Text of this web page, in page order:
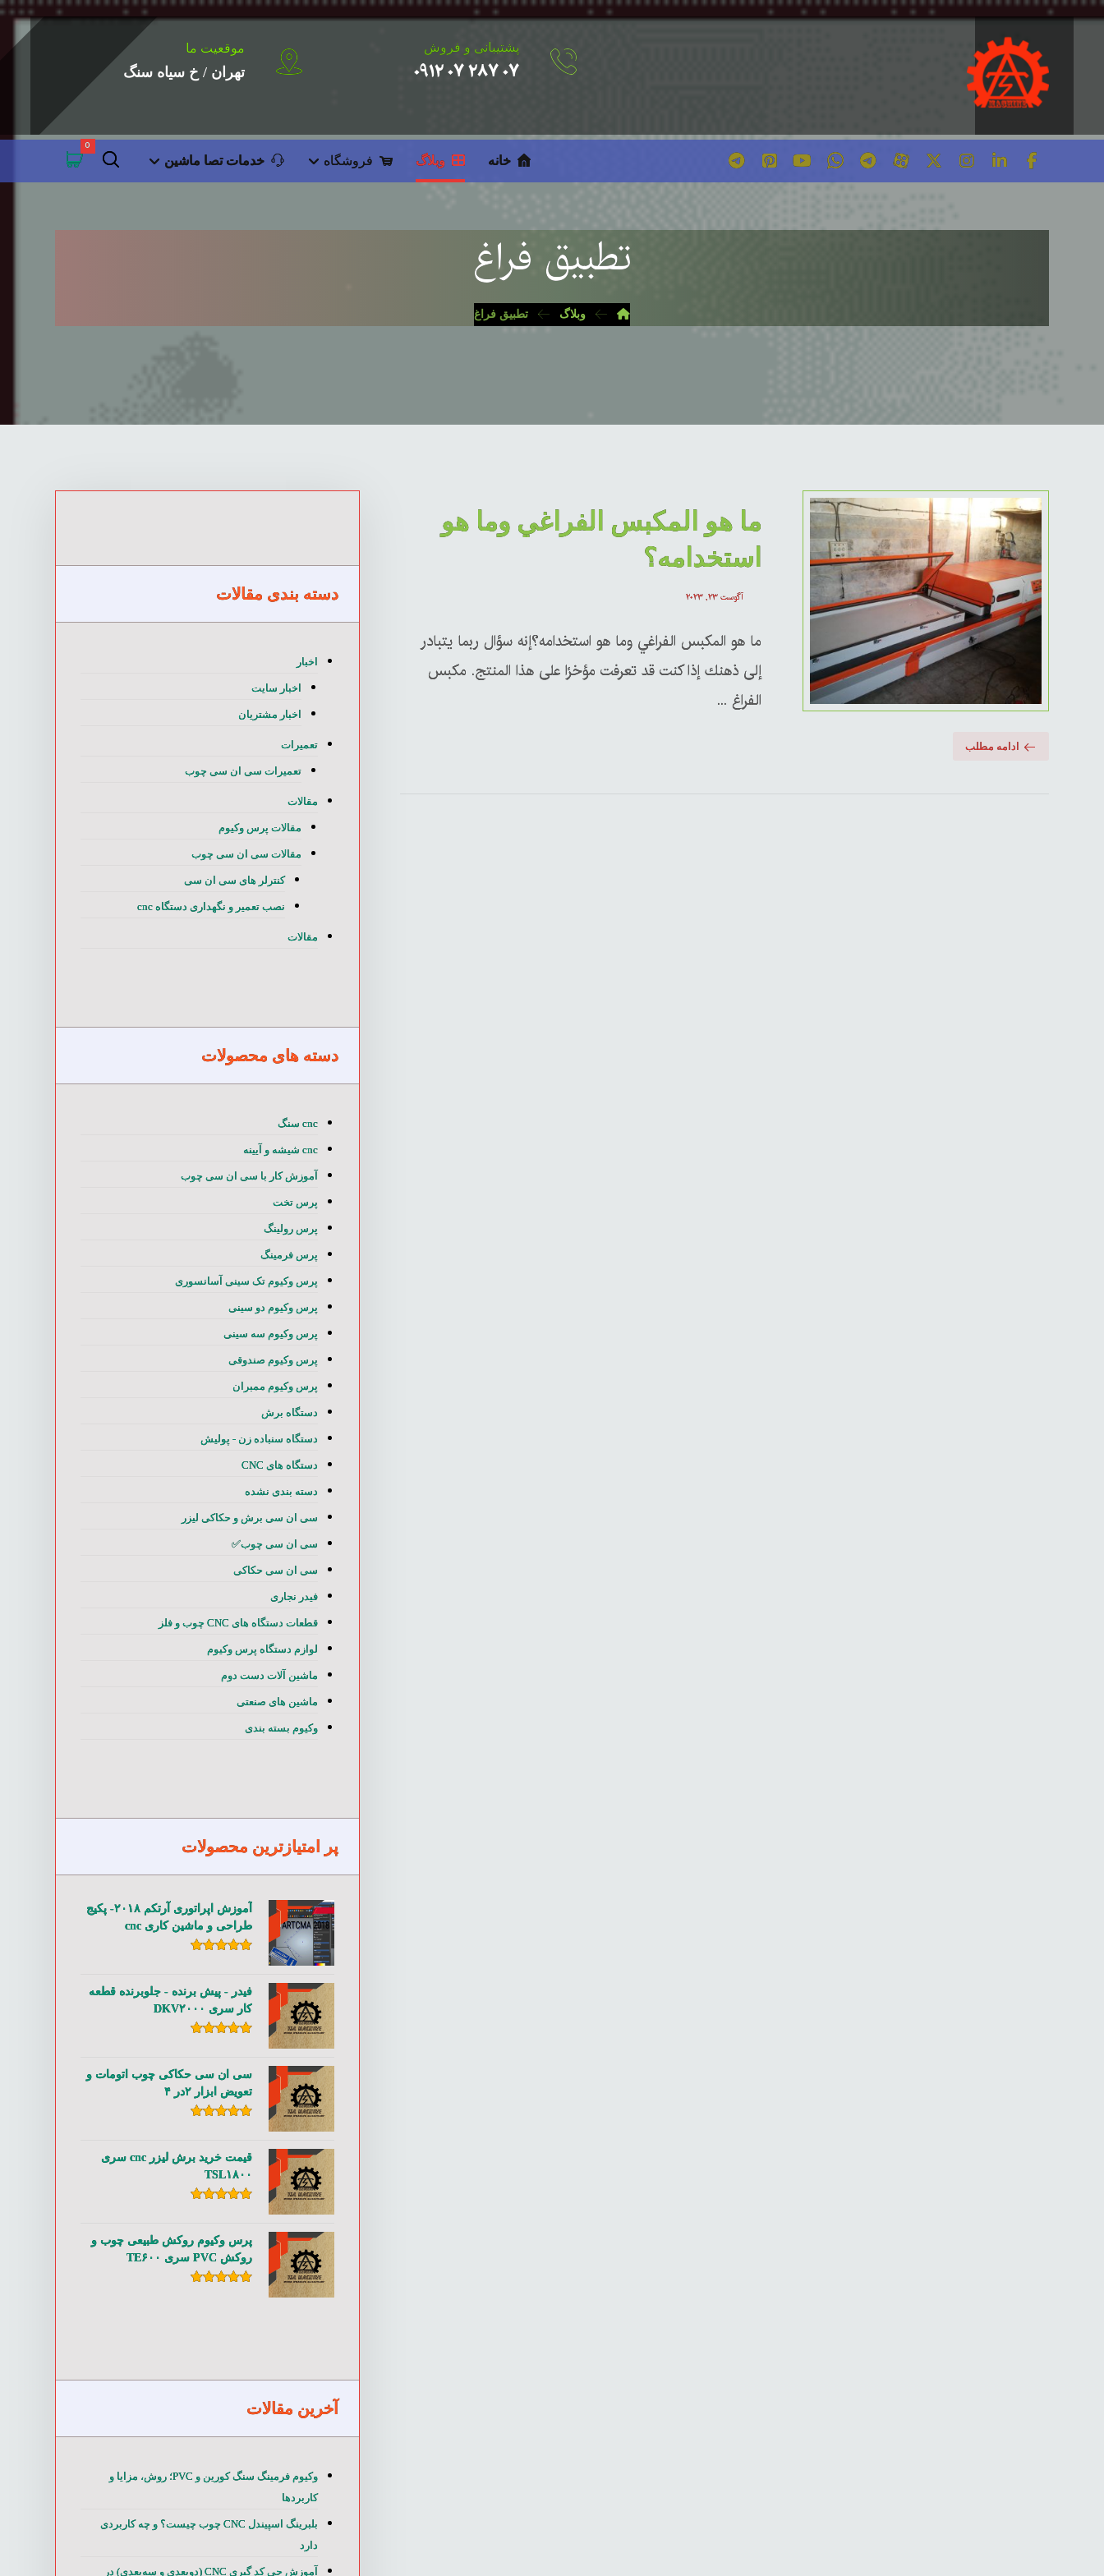
پشتیبانی و فروش
۰۷ ۲۸۷ ۰۷ ۰۹۱۲
موقعیت ما
تهران / خ سیاه سنگ
خانه وبلاگ فروشگاه خدمات تصا ماشین
تطبيق فراغ
وبلاگ تطبيق فراغ
ما هو المكبس الفراغي وما هو
استخدامه؟
آگوست ۲۳, ۲۰۲۳
ما هو المكبس الفراغي وما هو استخدامه؟إنه سؤال ربما يتبادر
إلى ذهنك إذا كنت قد تعرفت مؤخرًا على هذا المنتج. مكبس
الفراغ ...
ادامه مطلب
دسته بندی مقالات
اخبار
اخبار سایت
اخبار مشتریان
تعمیرات
تعمیرات سی ان سی چوب
مقالات
مقالات پرس وکیوم
مقالات سی ان سی چوب
کنترلر های سی ان سی
نصب تعمیر و نگهداری دستگاه cnc
مقالات
دسته های محصولات
cnc سنگ
cnc شیشه و آیینه
آموزش کار با سی ان سی چوب
پرس تخت
پرس رولینگ
پرس فرمینگ
پرس وکیوم تک سینی آسانسوری
پرس وکیوم دو سینی
پرس وکیوم سه سینی
پرس وکیوم صندوقی
پرس وکیوم ممبران
دستگاه برش
دستگاه سنباده زن - پولیش
دستگاه های CNC
دسته بندی نشده
سی ان سی برش و حکاکی لیزر
سی ان سی چوب✅
سی ان سی حکاکی
فیدر نجاری
قطعات دستگاه های CNC چوب و فلز
لوازم دستگاه پرس وکیوم
ماشین آلات دست دوم
ماشین های صنعتی
وکیوم بسته بندی
پر امتیازترین محصولات
آموزش اپراتوری آرتکم ۲۰۱۸- پکیج
طراحی و ماشین کاری cnc
فیدر - پیش برنده - جلوبرنده قطعه
کار سری DKV۲۰۰۰
سی ان سی حکاکی چوب اتومات و
تعویض ابزار ۲در ۴
قیمت خرید برش لیزر cnc سری
TSL۱۸۰۰
پرس وکیوم روکش طبیعی چوب و
روکش PVC سری TE۶۰۰
آخرین مقالات
وکیوم فرمینگ سنگ کورین و PVC؛ روش، مزایا و
کاربردها
بلبرینگ اسپیندل CNC چوب چیست؟ و چه کاربردی
دارد
آموزش جی کد گیری CNC (دوبعدی و سه‌بعدی) در